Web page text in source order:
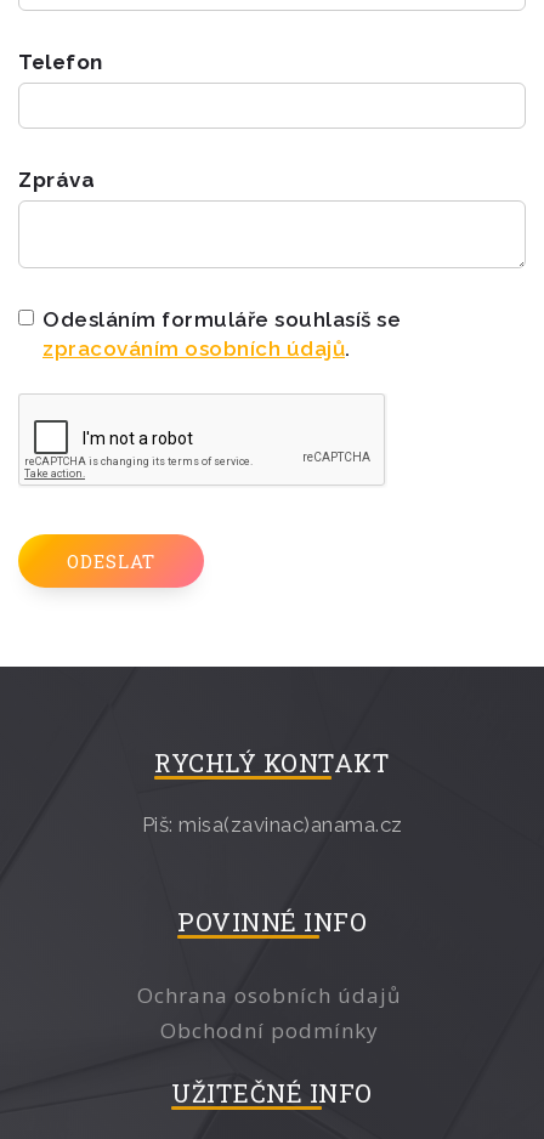
Telefon
Zpráva
Odesláním formuláře souhlasíš se
zpracováním osobních údajů.
RYCHLÝ KONTAKT
Piš: misa(zavinac)anama.cz
POVINNÉ INFO
Ochrana osobních údajů
Obchodní podmínky
UŽITEČNÉ INFO